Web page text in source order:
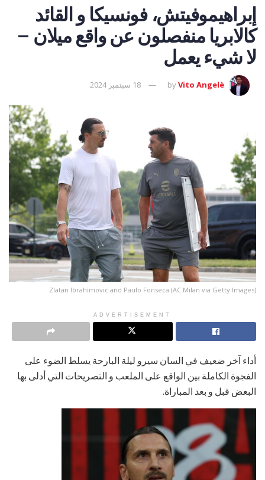
إبراهيموفيتش، فونسيكا و القائد
كالابريا منفصلون عن واقع ميلان –
لا شيء يعمل
byVito Angelè 18 سبتمبر 2024
Zlatan Ibrahimovic and Paulo Fonseca (AC Milan via Getty Images)
ADVERTISEMENT
أداء آخر ضعيف في السان سيرو ليلة البارحة يسلط الضوء على
الفجوة الكاملة بين الواقع على الملعب و التصريحات التي أدلى بها
البعض قبل و بعد المباراة.